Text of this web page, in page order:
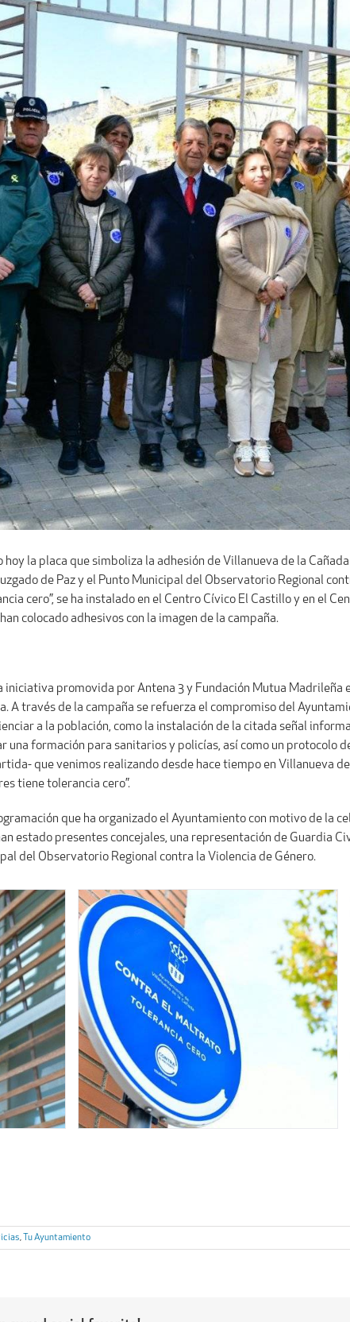
la placa que simboliza la adhesión de Villanueva de la
de Paz y el Punto Municipal del Observatorio Regional
cero”, se ha instalado en el Centro Cívico El Castillo y en el
colocado adhesivos con la imagen de la campaña.
iniciativa promovida por Antena 3 y Fundación Mutua Madrileña
A través de la campaña se refuerza el compromiso del
a la población, como la instalación de la citada señal
una formación para sanitarios y policías, así como un protocolo
que venimos realizando desde hace tiempo en Villanueva
tiene tolerancia cero”.
que ha organizado el Ayuntamiento con motivo de la
estado presentes concejales, una representación de Guardia
del Observatorio Regional contra la Violencia de Género.
, Tu Ayuntamiento